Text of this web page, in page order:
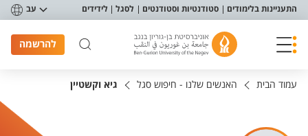
תפריט נגישות
התעניינות בלימודים סטודנטיות וסטודנטים לסגל לידידים עב
להרשמה
עמוד הבית האנשים שלנו - חיפוש סגל גיא וקשטיין